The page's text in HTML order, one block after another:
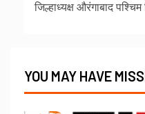
जिल्हाध्यक्ष औरंगाबाद पश्चिम
YOU MAY HAVE